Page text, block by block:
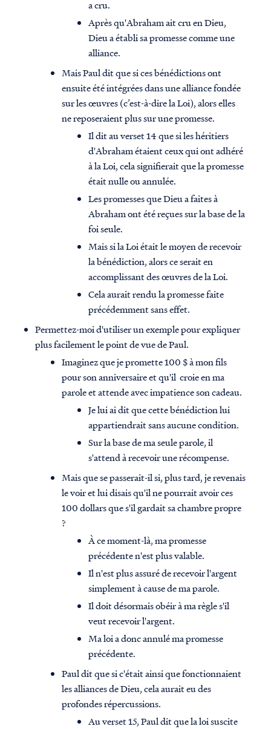
a cru.
Après qu'Abraham ait cru en Dieu,
Dieu a établi sa promesse comme une
alliance.
Mais Paul dit que si ces bénédictions ont
ensuite été intégrées dans une alliance fondée
sur les œuvres (c’est-à-dire la Loi), alors elles
ne reposeraient plus sur une promesse.
Il dit au verset 14 que si les héritiers
d'Abraham étaient ceux qui ont adhéré
à la Loi, cela signifierait que la promesse
était nulle ou annulée.
Les promesses que Dieu a faites à
Abraham ont été reçues sur la base de la
foi seule.
Mais si la Loi était le moyen de recevoir
la bénédiction, alors ce serait en
accomplissant des œuvres de la Loi.
Cela aurait rendu la promesse faite
précédemment sans effet.
Permettez-moi d'utiliser un exemple pour expliquer
plus facilement le point de vue de Paul.
Imaginez que je promette 100 $ à mon fils
pour son anniversaire et qu'il croie en ma
parole et attende avec impatience son cadeau.
Je lui ai dit que cette bénédiction lui
appartiendrait sans aucune condition.
Sur la base de ma seule parole, il
s'attend à recevoir une récompense.
Mais que se passerait-il si, plus tard, je revenais
le voir et lui disais qu'il ne pourrait avoir ces
100 dollars que s'il gardait sa chambre propre
?
À ce moment-là, ma promesse
précédente n'est plus valable.
Il n'est plus assuré de recevoir l'argent
simplement à cause de ma parole.
Il doit désormais obéir à ma règle s'il
veut recevoir l'argent.
Ma loi a donc annulé ma promesse
précédente.
Paul dit que si c'était ainsi que fonctionnaient
les alliances de Dieu, cela aurait eu des
profondes répercussions.
Au verset 15, Paul dit que la loi suscite